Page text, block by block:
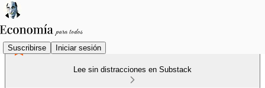
Suscribirse Iniciar sesión
Lee sin distracciones en Substack